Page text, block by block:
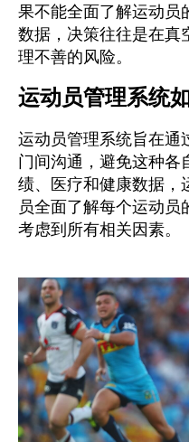
果不能全面了解运动员
数据，决策往往是在真
理不善的风险。
运动员管理系统
运动员管理系统旨在通
门间沟通，避免这种各
绩、医疗和健康数据，
员全面了解每个运动员
考虑到所有相关因素。